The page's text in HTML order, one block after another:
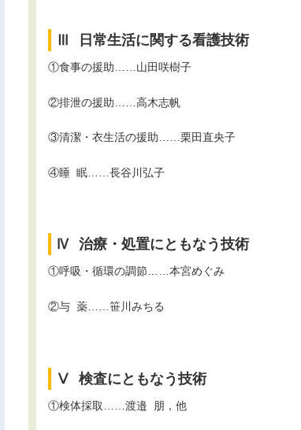
日常生活に関する看護技術
①食事の援助……山田咲樹子
②排泄の援助……高木志帆
③清潔・衣生活の援助……栗田直央子
④睡 眠……長谷川弘子
Ⅳ 治療・処置にともなう技術
①呼吸・循環の調節……本宮めぐみ
②与 薬……笹川みちる
Ⅴ 検査にともなう技術
①検体採取……渡邉 朋，他